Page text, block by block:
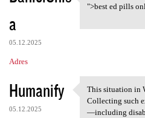
a
05.12.2025
Adres
Ed Pills Afib:
">best ed pills
Humanify
05.12.2025
This situation
This situation in
Collecting such
—including